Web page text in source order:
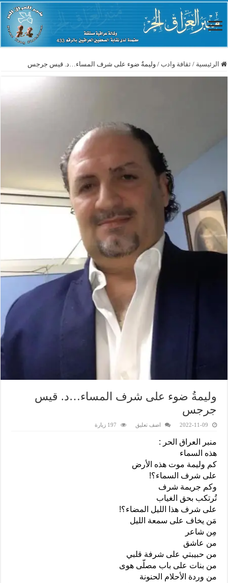
الرئيسية / ثقافة وادب / وليمةُ ضوء على شرف المساء…د. قيس جرجس
وليمةُ ضوء على شرف المساء…د. قيس
جرجس
2022-11-09 اضف تعليق 197 زيارة
منبر العراق الحر :
هذه السماء
كم وليمة موت هذه الأرض
على شرف السماء؟!
وكم جريمة شرف
تُرتكب بحق الغياب
على شرف هذا الليل المضاء؟!
مَن يخاف على سمعة الليل
مِن شاعر
من عاشق
من حبيبتي على شرفة قلبي
من بنات على باب مصلّى هوى
من وردة الأحلام الحنونة